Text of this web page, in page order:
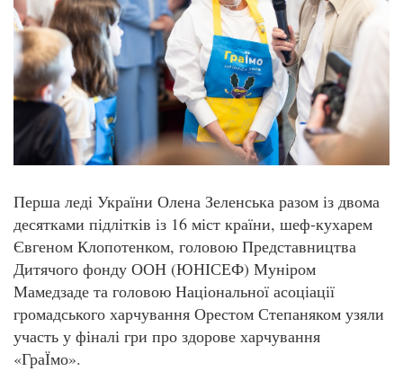
Перша леді України Олена Зеленська разом із двома
десятками підлітків із 16 міст країни, шеф-кухарем
Євгеном Клопотенком, головою Представництва
Дитячого фонду ООН (ЮНІСЕФ) Муніром
Мамедзаде та головою Національної асоціації
громадського харчування Орестом Степаняком узяли
участь у фіналі гри про здорове харчування
«ГраЇмо».